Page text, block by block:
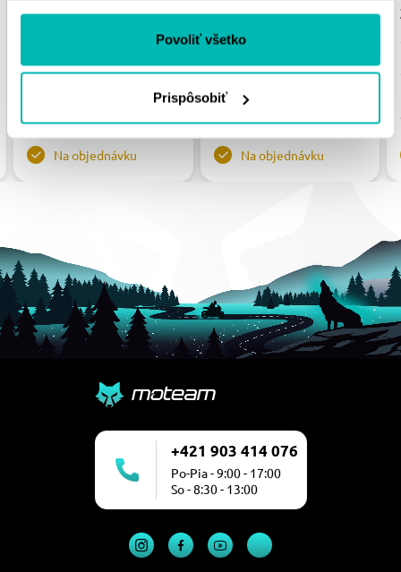
Povoliť všetko
Prispôsobiť
ZVÝŠENIE RIADIDIEL
41.21 €
Na objednávku
ZVÝŠENIE RIADIDIEL
PUIG PULLBACK
22180N ČIERNA
VÝŠKA 20 MM, D 29
MM
78.08 €
Na objednávku
+421 903 414 076
Po-Pia - 9:00 - 17:00
So - 8:30 - 13:00